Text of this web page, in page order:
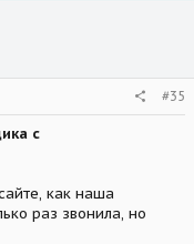
#35
с
как наша
раз звонила, но